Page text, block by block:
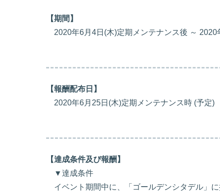
【期間】
2020年6月4日(木)定期メンテナンス後 ～
【報酬配布日】
2020年6月25日(木)定期メンテナンス時 (予定)
【達成条件及び報酬】
▼達成条件
イベント期間中に、「ゴールデンシタデル」